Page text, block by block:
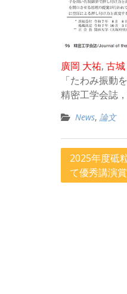
廣岡 大祐, 古
「たわみ振動
精密工学会誌
News, 論文
投
稿
2025年度砥
て優秀講演